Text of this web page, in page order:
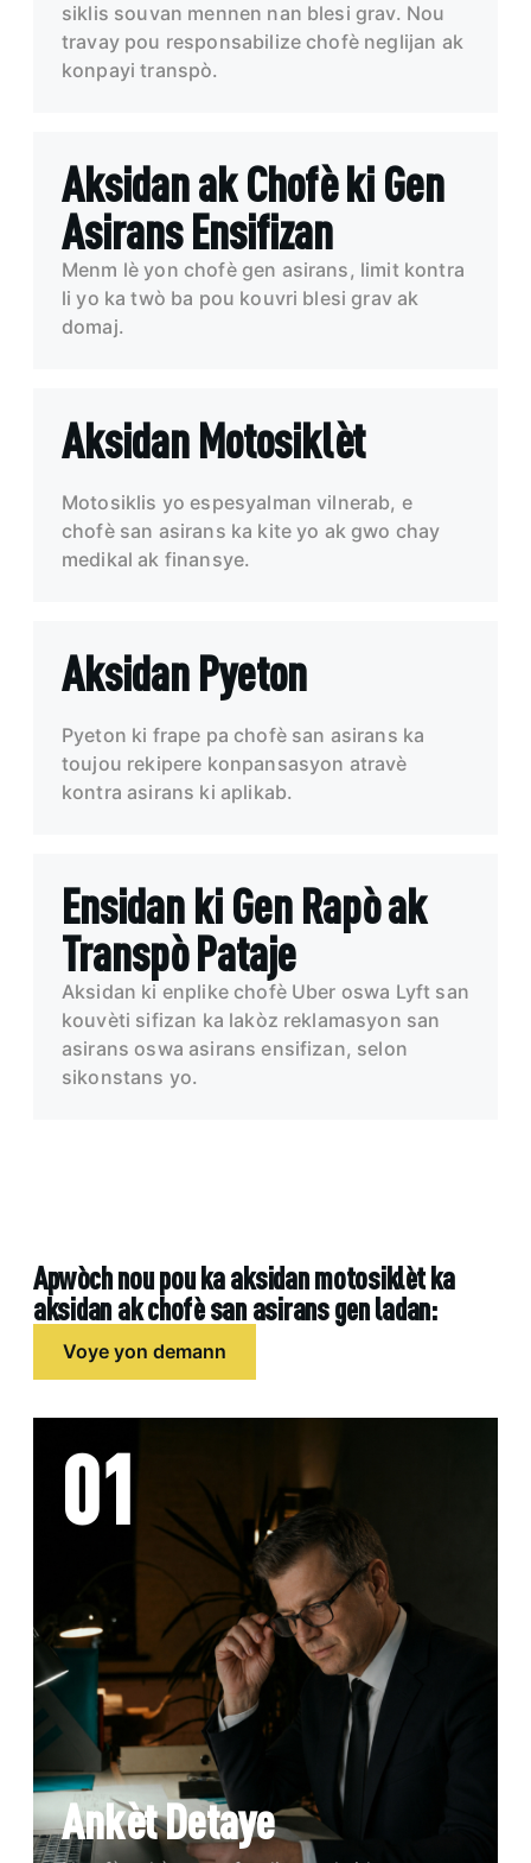
siklis souvan mennen nan blesi grav. Nou
travay pou responsabilize chofè neglijan ak
konpayi transpò.
Aksidan ak Chofè ki Gen
Asirans Ensifizan
Menm lè yon chofè gen asirans, limit kontra
li yo ka twò ba pou kouvri blesi grav ak
domaj.
Aksidan Motosiklèt
Motosiklis yo espesyalman vilnerab, e
chofè san asirans ka kite yo ak gwo chay
medikal ak finansye.
Aksidan Pyeton
Pyeton ki frape pa chofè san asirans ka
toujou rekipere konpansasyon atravè
kontra asirans ki aplikab.
Ensidan ki Gen Rapò ak
Transpò Pataje
Aksidan ki enplike chofè Uber oswa Lyft san
kouvèti sifizan ka lakòz reklamasyon san
asirans oswa asirans ensifizan, selon
sikonstans yo.
Apwòch nou pou ka aksidan motosiklèt ka
aksidan ak chofè san asirans gen ladan:
Voye yon demann
01
Ankèt Detaye